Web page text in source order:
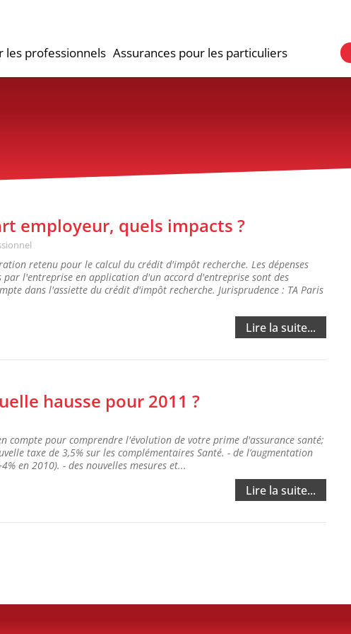
les professionnels Assurances pour les particuliers
employeur, quels impacts ?
retenu pour le calcul du crédit d'impôt recherche. Les dépenses
l'entreprise en application d'un accord d'entreprise sont des
dans l'assiette du crédit d'impôt recherche. Jurisprudence : TA Paris
Lire la suite...
hausse pour 2011 ?
compte pour comprendre l'évolution de votre prime d'assurance santé;
taxe de 3,5% sur les complémentaires Santé. - de l’augmentation
en 2010). - des nouvelles mesures et...
Lire la suite...